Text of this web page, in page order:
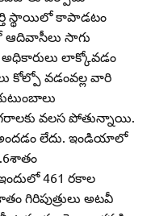
స్థాయిలో కాపాడటం
ఆదివాసీలు సాగు
అధికారులు లాక్కోవడం
కోల్పో వడంవల్ల వారి
వలస పోతున్నాయి.
లేదు. ఇండియాలో
461 రకాల
గిరిపుత్రులు అటవీ